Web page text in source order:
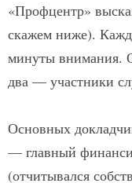
«Профцентр»
скажем ниже).
минуты внимания.
два — участники
Основных
— главный
(отчитывался